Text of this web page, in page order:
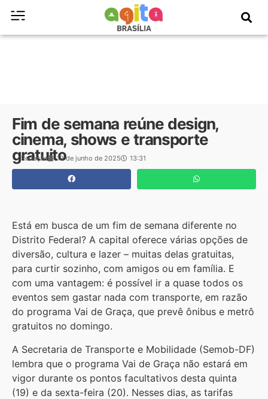
Fim de semana reúne design,
cinema, shows e transporte
gratuito
Redação 19 de junho de 2025 13:31
Está em busca de um fim de semana diferente no
Distrito Federal? A capital oferece várias opções de
diversão, cultura e lazer – muitas delas gratuitas,
para curtir sozinho, com amigos ou em família. E
com uma vantagem: é possível ir a quase todos os
eventos sem gastar nada com transporte, em razão
do programa Vai de Graça, que prevê ônibus e metrô
gratuitos no domingo.
A Secretaria de Transporte e Mobilidade (Semob-DF)
lembra que o programa Vai de Graça não estará em
vigor durante os pontos facultativos desta quinta
(19) e da sexta-feira (20). Nesses dias, as tarifas